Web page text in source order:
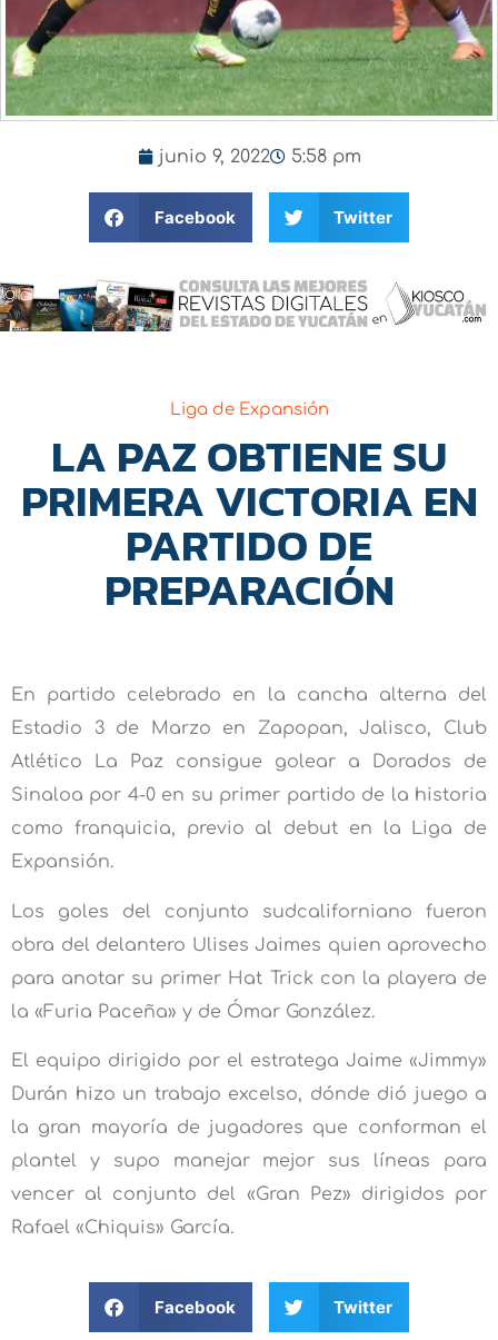
junio 9, 2022 5:58 pm
Facebook Twitter
Liga de Expansión
LA PAZ OBTIENE SU
PRIMERA VICTORIA EN
PARTIDO DE
PREPARACIÓN
En partido celebrado en la cancha alterna del
Estadio 3 de Marzo en Zapopan, Jalisco, Club
Atlético La Paz consigue golear a Dorados de
Sinaloa por 4-0 en su primer partido de la historia
como franquicia, previo al debut en la Liga de
Expansión.
Los goles del conjunto sudcaliforniano fueron
obra del delantero Ulises Jaimes quien aprovecho
para anotar su primer Hat Trick con la playera de
la «Furia Paceña» y de Ómar González.
El equipo dirigido por el estratega Jaime «Jimmy»
Durán hizo un trabajo excelso, dónde dió juego a
la gran mayoría de jugadores que conforman el
plantel y supo manejar mejor sus líneas para
vencer al conjunto del «Gran Pez» dirigidos por
Rafael «Chiquis» García.
Facebook Twitter